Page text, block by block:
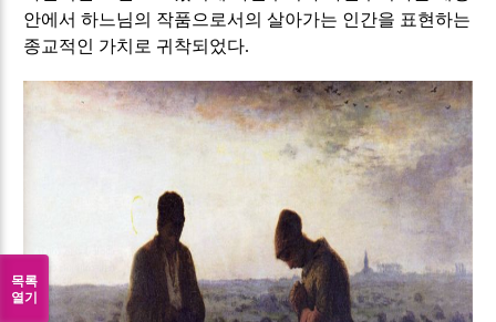
안에서 하느님의 작품으로서의 살아가는 인간을 표현하는
종교적인 가치로 귀착되었다.
목록
열기